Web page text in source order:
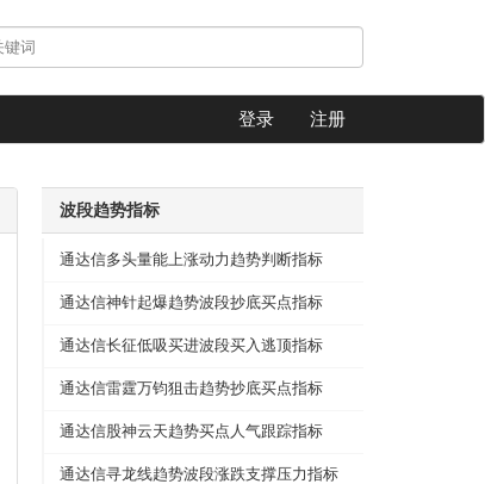
登录 注册
波段趋势指标
通达信多头量能上涨动力趋势判断指标
通达信神针起爆趋势波段抄底买点指标
通达信长征低吸买进波段买入逃顶指标
通达信雷霆万钧狙击趋势抄底买点指标
通达信股神云天趋势买点人气跟踪指标
通达信寻龙线趋势波段涨跌支撑压力指标